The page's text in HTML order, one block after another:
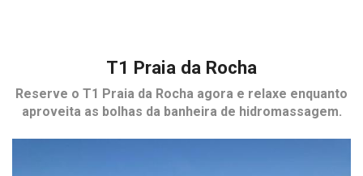
T1 Praia da Rocha
Reserve o T1 Praia da Rocha agora e relaxe enquanto
aproveita as bolhas da banheira de hidromassagem.